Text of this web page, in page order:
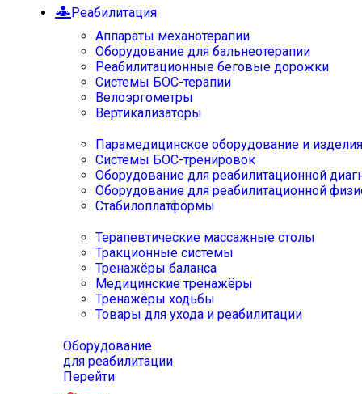
Реабилитация
Аппараты механотерапии
Оборудование для бальнеотерапии
Реабилитационные беговые дорожки
Системы БОС-терапии
Велоэргометры
Вертикализаторы
Парамедицинское оборудование и изделия
Системы БОС-тренировок
Оборудование для реабилитационной
Оборудование для реабилитационной
Стабилоплатформы
Терапевтические массажные столы
Тракционные системы
Тренажёры баланса
Медицинские тренажёры
Тренажёры ходьбы
Товары для ухода и реабилитации
Оборудование
для реабилитации
Перейти